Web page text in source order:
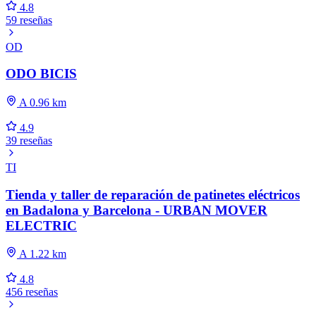
4.8
59 reseñas
OD
ODO BICIS
A 0.96 km
4.9
39 reseñas
TI
Tienda y taller de reparación de patinetes eléctricos
en Badalona y Barcelona - URBAN MOVER
ELECTRIC
A 1.22 km
4.8
456 reseñas